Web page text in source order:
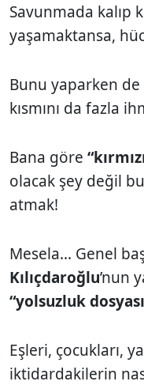
Savunmada kalıp
yaşamaktansa,
Bunu yaparken
kısmını da fazla
Bana göre
olacak şey değil
atmak!
Mesela... Genel
Kılıçdaroğlu’nun
“yolsuzluk
Eşleri, çocukları,
iktidardakilerin